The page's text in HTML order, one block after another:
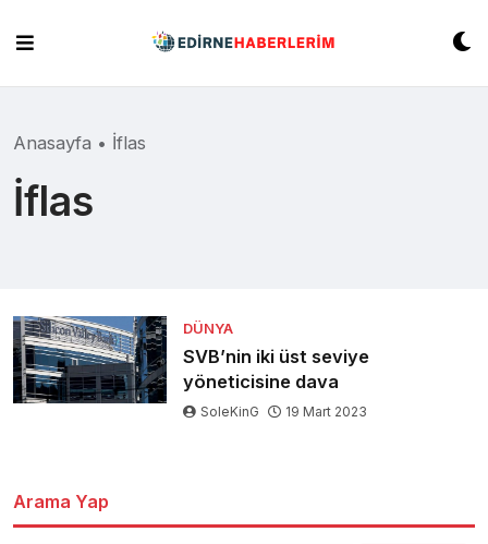
content
Anasayfa • İflas
İflas
DÜNYA
SVB’nin iki üst seviye
yöneticisine dava
SoleKinG 19 Mart 2023
Arama Yap